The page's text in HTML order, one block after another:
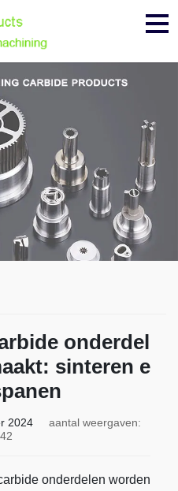
onderdel
sinteren e
2024
aantal weergaven:
onderdelen worden